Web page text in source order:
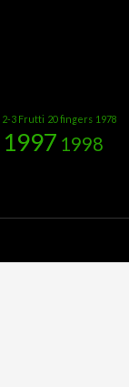
2-3 Frutti 20 fingers 1978
1997 1998